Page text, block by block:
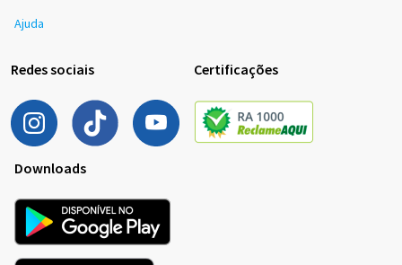
Ajuda
Redes sociais Certificações
Downloads